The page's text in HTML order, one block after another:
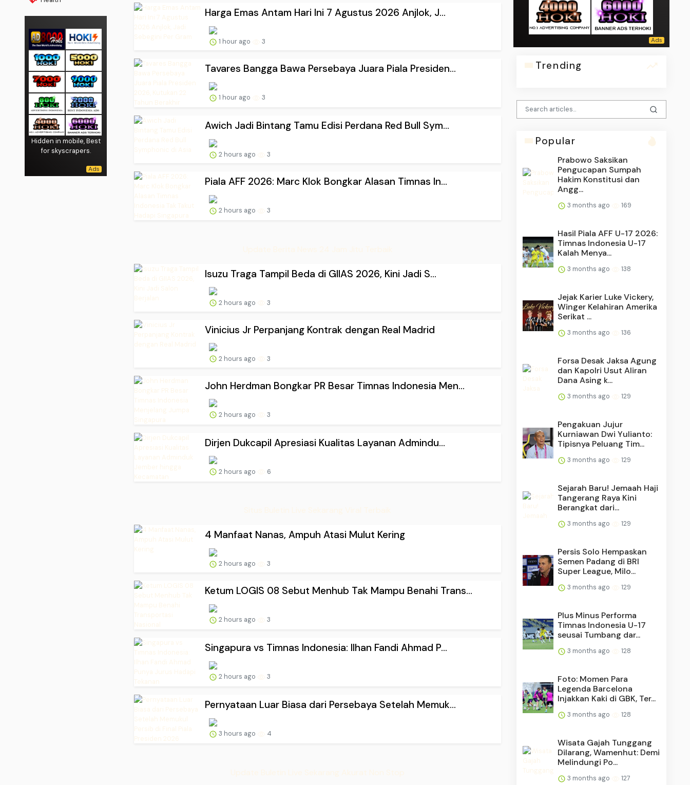
Hidden in mobile, Best
for skyscrapers.
Harga Emas Antam Hari Ini 7 Agustus 2026 Anjlok, J...
1 hour ago 3
Tavares Bangga Bawa Persebaya Juara Piala Presiden...
1 hour ago 3
Awich Jadi Bintang Tamu Edisi Perdana Red Bull Sym...
2 hours ago 3
Piala AFF 2026: Marc Klok Bongkar Alasan Timnas In...
2 hours ago 3
Isuzu Traga Tampil Beda di GIIAS 2026, Kini Jadi S...
2 hours ago 3
Vinicius Jr Perpanjang Kontrak dengan Real Madrid
2 hours ago 3
John Herdman Bongkar PR Besar Timnas Indonesia Men...
2 hours ago 3
Dirjen Dukcapil Apresiasi Kualitas Layanan Admindu...
2 hours ago 6
4 Manfaat Nanas, Ampuh Atasi Mulut Kering
2 hours ago 3
Ketum LOGIS 08 Sebut Menhub Tak Mampu Benahi Trans...
2 hours ago 3
Singapura vs Timnas Indonesia: Ilhan Fandi Ahmad P...
2 hours ago 3
Pernyataan Luar Biasa dari Persebaya Setelah Memuk...
3 hours ago 4
Trending
Popular
Prabowo Saksikan
Pengucapan Sumpah
Hakim Konstitusi dan
Angg...
3 months ago 169
Hasil Piala AFF U-17 2026:
Timnas Indonesia U-17
Kalah Menya...
3 months ago 138
Jejak Karier Luke Vickery,
Winger Kelahiran Amerika
Serikat ...
3 months ago 136
Forsa Desak Jaksa Agung
dan Kapolri Usut Aliran
Dana Asing k...
3 months ago 129
Pengakuan Jujur
Kurniawan Dwi Yulianto:
Tipisnya Peluang Tim...
3 months ago 129
Sejarah Baru! Jemaah Haji
Tangerang Raya Kini
Berangkat dari...
3 months ago 129
Persis Solo Hempaskan
Semen Padang di BRI
Super League, Milo...
3 months ago 129
Plus Minus Performa
Timnas Indonesia U-17
seusai Tumbang dar...
3 months ago 128
Foto: Momen Para
Legenda Barcelona
Injakkan Kaki di GBK, Ter...
3 months ago 128
Wisata Gajah Tunggang
Dilarang, Wamenhut: Demi
Melindungi Po...
3 months ago 127